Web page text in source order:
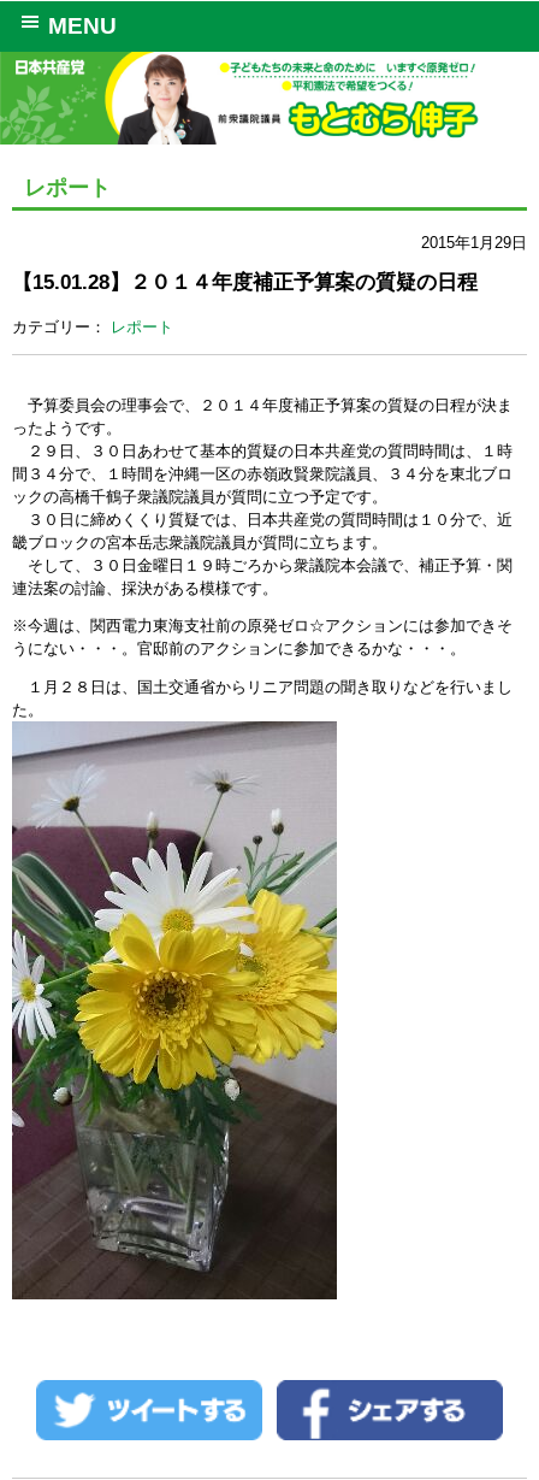
MENU
レポート
2015年1月29日
【15.01.28】２０１４年度補正予算案の質疑の日程
カテゴリー： レポート
予算委員会の理事会で、２０１４年度補正予算案の質疑の日程が決ま
ったようです。
２９日、３０日あわせて基本的質疑の日本共産党の質問時間は、１時
間３４分で、１時間を沖縄一区の赤嶺政賢衆院議員、３４分を東北ブロ
ックの高橋千鶴子衆議院議員が質問に立つ予定です。
３０日に締めくくり質疑では、日本共産党の質問時間は１０分で、近
畿ブロックの宮本岳志衆議院議員が質問に立ちます。
そして、３０日金曜日１９時ごろから衆議院本会議で、補正予算・関
連法案の討論、採決がある模様です。
※今週は、関西電力東海支社前の原発ゼロ☆アクションには参加できそ
うにない・・・。官邸前のアクションに参加できるかな・・・。
１月２８日は、国土交通省からリニア問題の聞き取りなどを行いまし
た。